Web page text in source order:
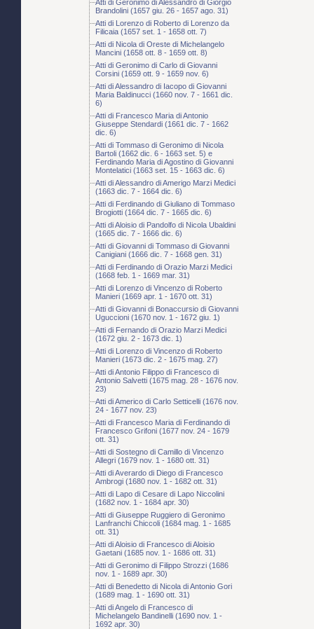
Atti di Geronimo di Alessandro di Giorgio
Brandolini (1657 giu. 26 - 1657 ago. 31)
Atti di Lorenzo di Roberto di Lorenzo da
Filicaia (1657 set. 1 - 1658 ott. 7)
Atti di Nicola di Oreste di Michelangelo
Mancini (1658 ott. 8 - 1659 ott. 8)
Atti di Geronimo di Carlo di Giovanni
Corsini (1659 ott. 9 - 1659 nov. 6)
Atti di Alessandro di Iacopo di Giovanni
Maria Baldinucci (1660 nov. 7 - 1661 dic.
6)
Atti di Francesco Maria di Antonio
Giuseppe Stendardi (1661 dic. 7 - 1662
dic. 6)
Atti di Tommaso di Geronimo di Nicola
Bartoli (1662 dic. 6 - 1663 set. 5) e
Ferdinando Maria di Agostino di Giovanni
Montelatici (1663 set. 15 - 1663 dic. 6)
Atti di Alessandro di Amerigo Marzi Medici
(1663 dic. 7 - 1664 dic. 6)
Atti di Ferdinando di Giuliano di Tommaso
Brogiotti (1664 dic. 7 - 1665 dic. 6)
Atti di Aloisio di Pandolfo di Nicola Ubaldini
(1665 dic. 7 - 1666 dic. 6)
Atti di Giovanni di Tommaso di Giovanni
Canigiani (1666 dic. 7 - 1668 gen. 31)
Atti di Ferdinando di Orazio Marzi Medici
(1668 feb. 1 - 1669 mar. 31)
Atti di Lorenzo di Vincenzo di Roberto
Manieri (1669 apr. 1 - 1670 ott. 31)
Atti di Giovanni di Bonaccursio di Giovanni
Uguccioni (1670 nov. 1 - 1672 giu. 1)
Atti di Fernando di Orazio Marzi Medici
(1672 giu. 2 - 1673 dic. 1)
Atti di Lorenzo di Vincenzo di Roberto
Manieri (1673 dic. 2 - 1675 mag. 27)
Atti di Antonio Filippo di Francesco di
Antonio Salvetti (1675 mag. 28 - 1676 nov.
23)
Atti di Americo di Carlo Setticelli (1676 nov.
24 - 1677 nov. 23)
Atti di Francesco Maria di Ferdinando di
Francesco Grifoni (1677 nov. 24 - 1679
ott. 31)
Atti di Sostegno di Camillo di Vincenzo
Allegri (1679 nov. 1 - 1680 ott. 31)
Atti di Averardo di Diego di Francesco
Ambrogi (1680 nov. 1 - 1682 ott. 31)
Atti di Lapo di Cesare di Lapo Niccolini
(1682 nov. 1 - 1684 apr. 30)
Atti di Giuseppe Ruggiero di Geronimo
Lanfranchi Chiccoli (1684 mag. 1 - 1685
ott. 31)
Atti di Aloisio di Francesco di Aloisio
Gaetani (1685 nov. 1 - 1686 ott. 31)
Atti di Geronimo di Filippo Strozzi (1686
nov. 1 - 1689 apr. 30)
Atti di Benedetto di Nicola di Antonio Gori
(1689 mag. 1 - 1690 ott. 31)
Atti di Angelo di Francesco di
Michelangelo Bandinelli (1690 nov. 1 -
1692 apr. 30)